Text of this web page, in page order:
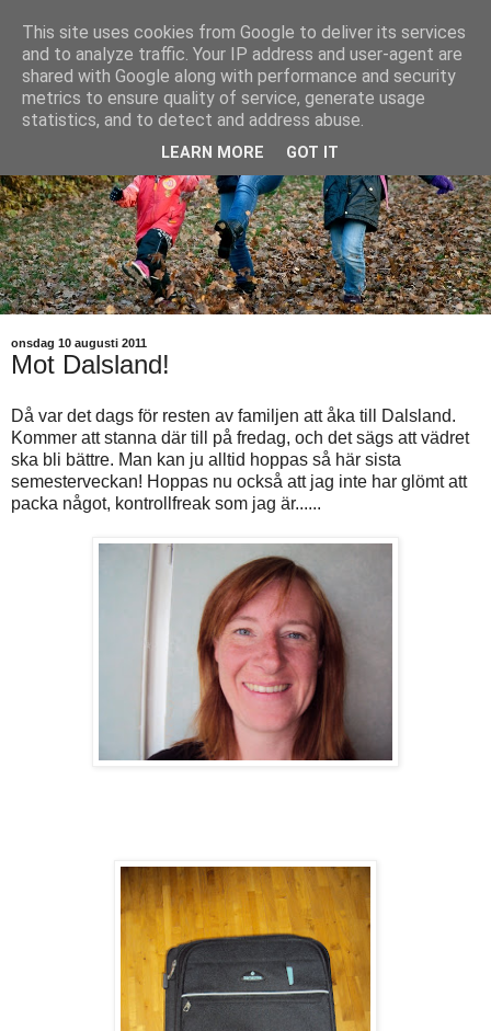
onsdag 10 augusti 2011
Mot Dalsland!
Då var det dags för resten av familjen att åka till Dalsland.
Kommer att stanna där till på fredag, och det sägs att vädret
ska bli bättre. Man kan ju alltid hoppas så här sista
semesterveckan! Hoppas nu också att jag inte har glömt att
packa något, kontrollfreak som jag är......
This site uses cookies from Google to deliver its services
and to analyze traffic. Your IP address and user-agent are
shared with Google along with performance and security
metrics to ensure quality of service, generate usage
statistics, and to detect and address abuse.
LEARN MORE GOT IT